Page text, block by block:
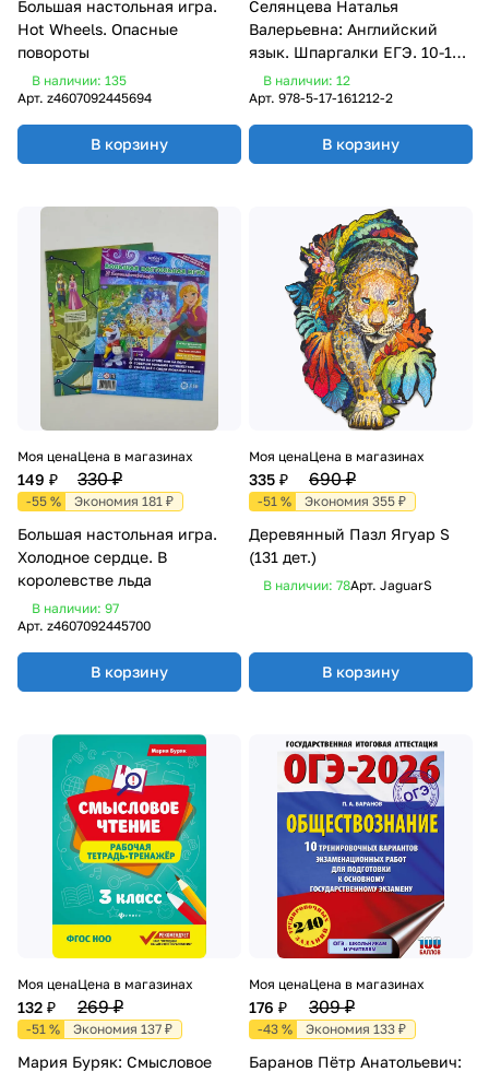
Большая настольная игра.
Hot Wheels. Опасные
повороты
В наличии: 135
Арт. z4607092445694
В корзину
Селянцева Наталья
Валерьевна: Английский
язык. Шпаргалки ЕГЭ. 10-11
классы
В наличии: 12
Арт. 978-5-17-161212-2
В корзину
Моя цена
149 ₽
Цена в магазинах
330 ₽
-55 % Экономия 181 ₽
Большая настольная игра.
Холодное сердце. В
королевстве льда
В наличии: 97
Арт. z4607092445700
В корзину
Моя цена
335 ₽
Цена в магазинах
690 ₽
-51 % Экономия 355 ₽
Деревянный Пазл Ягуар S
(131 дет.)
В наличии: 78Арт. JaguarS
В корзину
Моя цена
132 ₽
Цена в магазинах
269 ₽
-51 % Экономия 137 ₽
Мария Буряк: Смысловое
Моя цена
176 ₽
Цена в магазинах
309 ₽
-43 % Экономия 133 ₽
Баранов Пётр Анатольевич: